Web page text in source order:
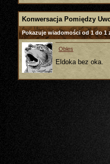
Konwersacja Pomiędzy
Pokazuje wiadomości od 1 do1
Obles
Eldoka bez oka.